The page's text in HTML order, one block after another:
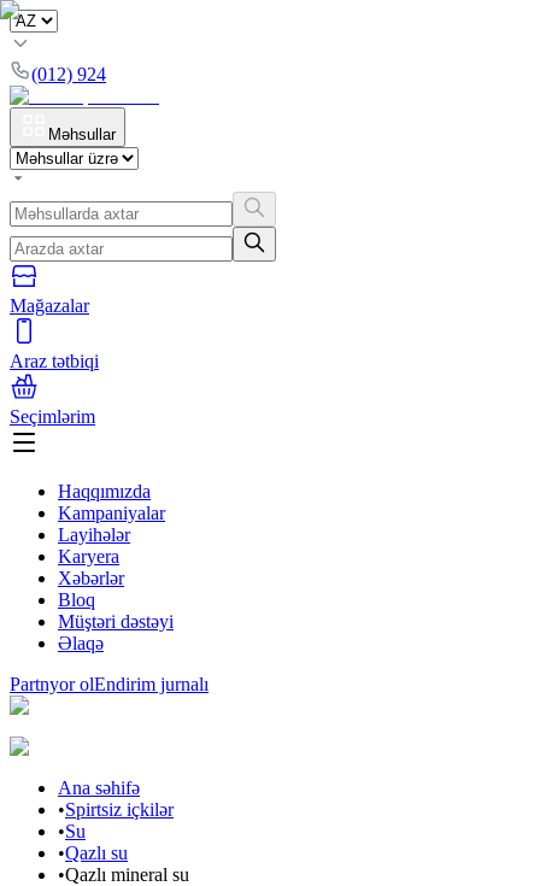
(012) 924
Məhsullar
Mağazalar
Araz tətbiqi
Seçimlərim
Haqqımızda
Kampaniyalar
Layihələr
Karyera
Xəbərlər
Bloq
Müştəri dəstəyi
Əlaqə
Partnyor olEndirim jurnalı
Ana səhifə
•Spirtsiz içkilər
•Su
•Qazlı su
•Qazlı mineral su